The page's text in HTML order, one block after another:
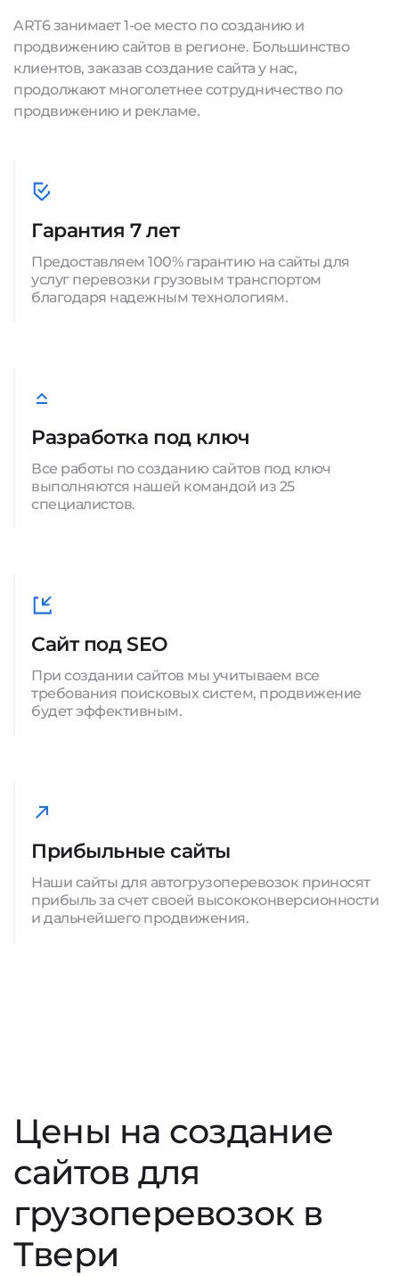
ART6 занимает 1-ое место по созданию и
продвижению сайтов в регионе. Большинство
клиентов, заказав создание сайта у нас,
продолжают многолетнее сотрудничество по
продвижению и рекламе.
Гарантия 7 лет
Предоставляем 100% гарантию на сайты для
услуг перевозки грузовым транспортом
благодаря надежным технологиям.
Разработка под ключ
Все работы по созданию сайтов под ключ
выполняются нашей командой из 25
специалистов.
Сайт под SEO
При создании сайтов мы учитываем все
требования поисковых систем, продвижение
будет эффективным.
Прибыльные сайты
Наши сайты для автогрузоперевозок приносят
прибыль за счет своей высококонверсионности
и дальнейшего продвижения.
Цены на создание
сайтов для
грузоперевозок в
Твери